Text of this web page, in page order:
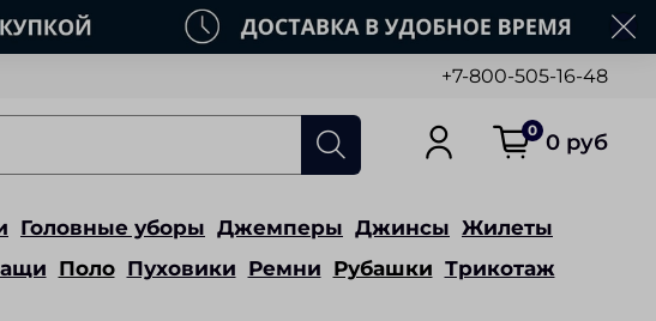
+7-800-505-16-48
0 0 руб
Головные уборы Джемперы Джинсы Жилеты
Поло Пуховики Ремни Рубашки Трикотаж